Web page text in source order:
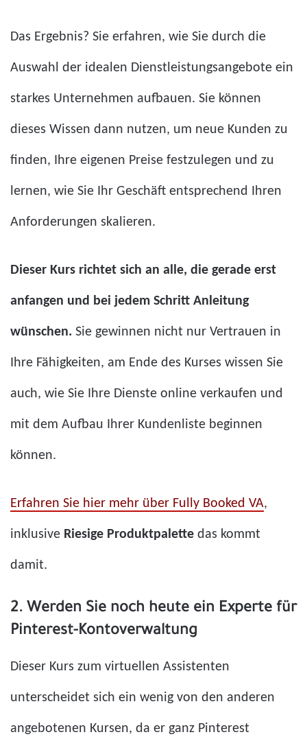
Das Ergebnis? Sie erfahren, wie Sie durch die
Auswahl der idealen Dienstleistungsangebote ein
starkes Unternehmen aufbauen. Sie können
dieses Wissen dann nutzen, um neue Kunden zu
finden, Ihre eigenen Preise festzulegen und zu
lernen, wie Sie Ihr Geschäft entsprechend Ihren
Anforderungen skalieren.
Dieser Kurs richtet sich an alle, die gerade erst
anfangen und bei jedem Schritt Anleitung
wünschen. Sie gewinnen nicht nur Vertrauen in
Ihre Fähigkeiten, am Ende des Kurses wissen Sie
auch, wie Sie Ihre Dienste online verkaufen und
mit dem Aufbau Ihrer Kundenliste beginnen
können.
Erfahren Sie hier mehr über Fully Booked VA,
inklusive Riesige Produktpalette das kommt
damit.
2. Werden Sie noch heute ein Experte für
Pinterest-Kontoverwaltung
Dieser Kurs zum virtuellen Assistenten
unterscheidet sich ein wenig von den anderen
angebotenen Kursen, da er ganz Pinterest